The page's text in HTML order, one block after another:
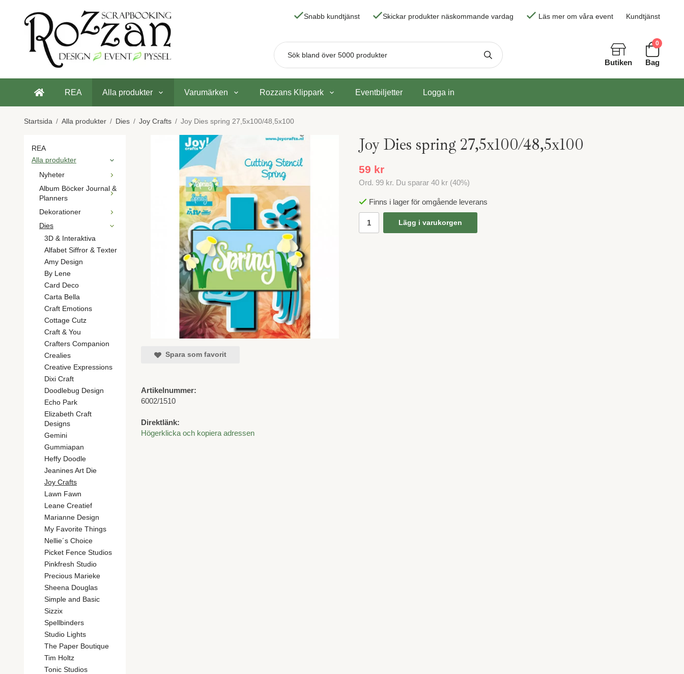
Snabb kundtjänst Skickar produkter näskommande vardag Läs mer om våra event Kundtjänst
Butiken Bag
0
REA Alla produkter Varumärken Rozzans Klippark Eventbiljetter Logga in
Startsida / Alla produkter / Dies / Joy Crafts / Joy Dies spring 27,5x100/48,5x100
REA
Alla produkter
Nyheter
Album Böcker Journal &
Planners
Dekorationer
Dies
3D & Interaktiva
Alfabet Siffror & Texter
Amy Design
By Lene
Card Deco
Carta Bella
Craft Emotions
Cottage Cutz
Craft & You
Crafters Companion
Crealies
Creative Expressions
Dixi Craft
Doodlebug Design
Echo Park
Elizabeth Craft
Designs
Gemini
Gummiapan
Heffy Doodle
Jeanines Art Die
Joy Crafts
Lawn Fawn
Leane Creatief
Marianne Design
My Favorite Things
Nellie´s Choice
Picket Fence Studios
Pinkfresh Studio
Precious Marieke
Sheena Douglas
Simple and Basic
Sizzix
Spellbinders
Studio Lights
The Paper Boutique
Tim Holtz
Tonic Studios
Joy Dies spring 27,5x100/48,5x100
59 kr
Ord. 99 kr. Du sparar 40 kr (40%)
Finns i lager för omgående leverans
Lägg i varukorgen
Spara som favorit
Artikelnummer:
6002/1510
Direktlänk:
Högerklicka och kopiera adressen